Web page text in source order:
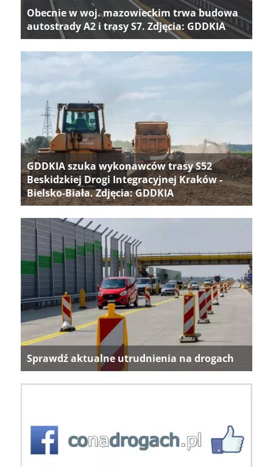
Obecnie w woj. mazowieckim trwa budowa
autostrady A2 i trasy S7. Zdjęcia: GDDKIA
GDDKIA szuka wykonawców trasy S52
Beskidzkiej Drogi Integracyjnej Kraków -
Bielsko-Biała. Zdjęcia: GDDKIA
Sprawdź aktualne utrudnienia na drogach